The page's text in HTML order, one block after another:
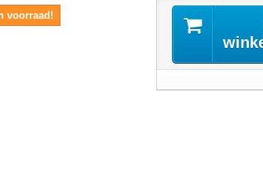
voorraad!